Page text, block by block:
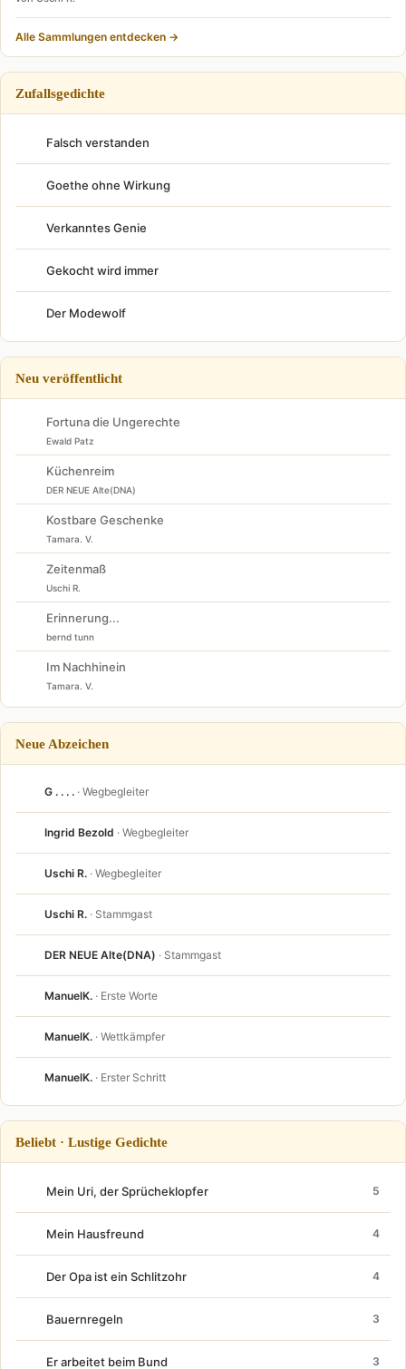
Alle Sammlungen entdecken →
Zufallsgedichte
Falsch verstanden
Goethe ohne Wirkung
Verkanntes Genie
Gekocht wird immer
Der Modewolf
Neu veröffentlicht
Fortuna die Ungerechte
Ewald Patz
Küchenreim
DER NEUE Alte(DNA)
Kostbare Geschenke
Tamara. V.
Zeitenmaß
Uschi R.
Erinnerung...
bernd tunn
Im Nachhinein
Tamara. V.
Neue Abzeichen
G . . . . · Wegbegleiter
Ingrid Bezold · Wegbegleiter
Uschi R. · Wegbegleiter
Uschi R. · Stammgast
DER NEUE Alte(DNA) · Stammgast
ManuelK. · Erste Worte
ManuelK. · Wettkämpfer
ManuelK. · Erster Schritt
Beliebt · Lustige Gedichte
Mein Uri, der Sprücheklopfer 5
Mein Hausfreund 4
Der Opa ist ein Schlitzohr 4
Bauernregeln 3
Er arbeitet beim Bund 3